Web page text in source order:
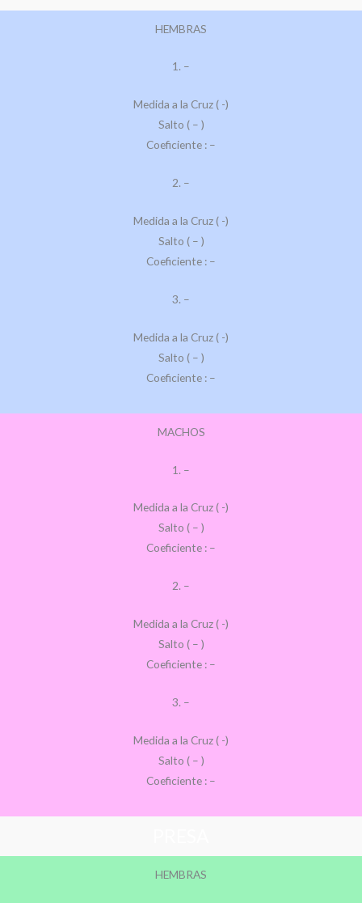
HEMBRAS
1. –
Medida a la Cruz ( -)
Salto ( – )
Coeficiente : –
2. –
Medida a la Cruz ( -)
Salto ( – )
Coeficiente : –
3. –
Medida a la Cruz ( -)
Salto ( – )
Coeficiente : –
MACHOS
1. –
Medida a la Cruz ( -)
Salto ( – )
Coeficiente : –
2. –
Medida a la Cruz ( -)
Salto ( – )
Coeficiente : –
3. –
Medida a la Cruz ( -)
Salto ( – )
Coeficiente : –
HEMBRAS